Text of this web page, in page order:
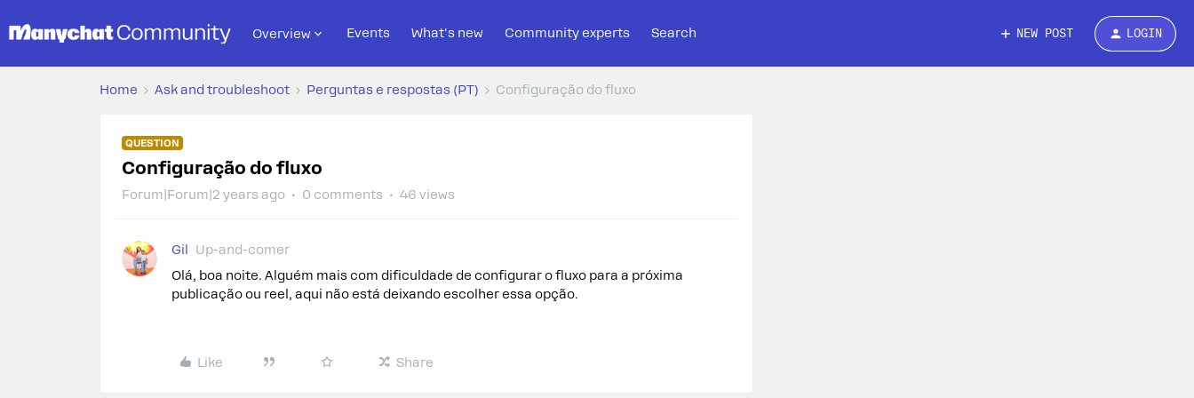
Overview Events What's new Community experts Search NEW POST LOGIN
Home Ask and troubleshoot Perguntas e respostas (PT) Configuração do fluxo
QUESTION
Configuração do fluxo
Forum|Forum|2 years ago 0 comments 46 views
Gil
Up-and-comer
Olá, boa noite. Alguém mais com dificuldade de configurar o fluxo para a próxima
publicação ou reel, aqui não está deixando escolher essa opção.
Like Share